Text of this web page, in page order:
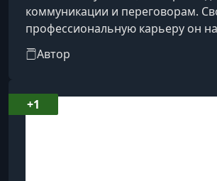
коммуникации и переговорам.
профессиональную карьеру он
сфере, пройдя путь от
исполнительного директора в
сотрудничает с известным
Артёма Горбунова. В организации
Автор
+1